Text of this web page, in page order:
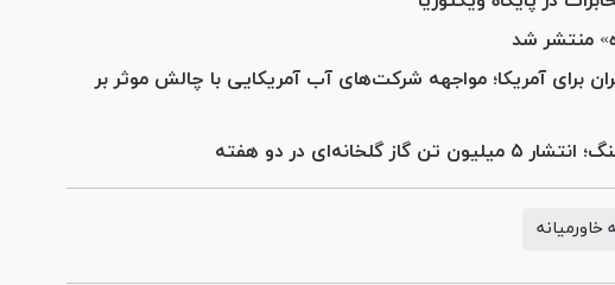
منتشر شد
برای آمریکا؛ مواجهه شرکت‌های آب آمریکایی با چالش موثر بر
در دو هفته
خاورمیانه